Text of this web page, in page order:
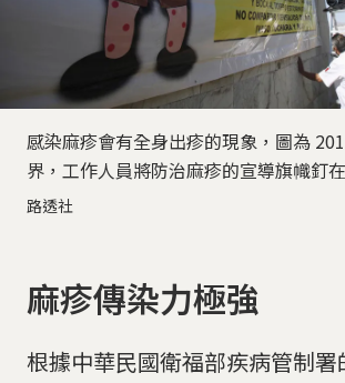
感染麻疹會有全身出疹的現象，圖為
界，工作人員將防治麻疹的宣導旗幟釘
路透社
麻疹傳染力極強
根據中華民國衛福部疾病管制署